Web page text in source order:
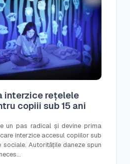
interzice rețelele
copiii sub 15 ani
un pas radical și devine prima
interzice accesul copiilor sub
sociale. Autoritățile daneze spun